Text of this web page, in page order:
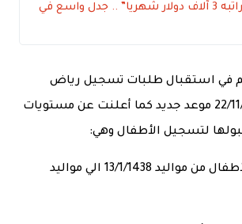
“مدرس صغير راتبه 3 آلاف دولار شهريا” .. جدل واسع في
في استقبال طلبات تسجيل رياض
الأطفال في 22/11/1442 موعد جديد كما أعلنت عن مستويات
لتسجيل الأطفال وهي:
المستوى الأول للأطفال من مواليد 13/1/1438 الي مواليد